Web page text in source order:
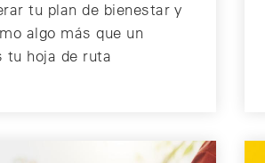
tu plan de bienestar y
algo más que un
tu hoja de ruta